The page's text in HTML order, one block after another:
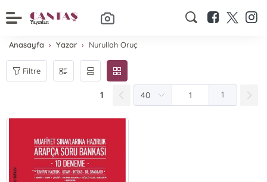
Anasayfa Yazar Nurullah Oruç
Filtre
1 1